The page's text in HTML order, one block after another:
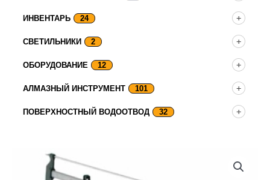
ИНВЕНТАРЬ 24
СВЕТИЛЬНИКИ 2
ОБОРУДОВАНИЕ 12
АЛМАЗНЫЙ ИНСТРУМЕНТ 101
ПОВЕРХНОСТНЫЙ ВОДООТВОД 32